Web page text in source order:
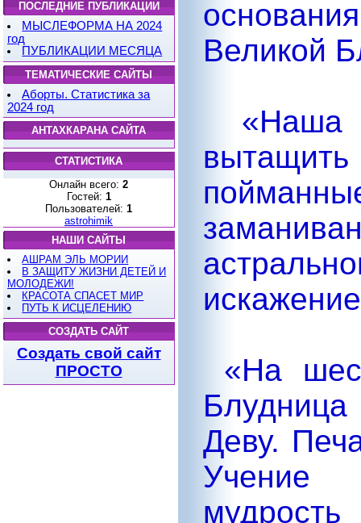
ПОСЛЕДНИЕ ПУБЛИКАЦИИ
МЫСЛЕФОРМА НА 2024
год
ПУБЛИКАЦИИ МЕСЯЦА
ТЕМАТИЧЕСКИЕ САЙТЫ
Аборты. Статистика за
2024 год
АНТАХКАРАНА САЙТА
СТАТИСТИКА
Онлайн всего: 2
Гостей: 1
Пользователей: 1
astrohimik
НАШИ САЙТЫ
АШРАМ ЭЛЬ МОРИИ
В ЗАЩИТУ ЖИЗНИ ДЕТЕЙ И
МОЛОДЕЖИ!
КРАСОТА СПАСЕТ МИР
ПУТЬ К ИСЦЕЛЕНИЮ
СОЗДАТЬ САЙТ
Создать свой сайт
ПРОСТО
Великой
«Наша
«На
Деву.
Учение